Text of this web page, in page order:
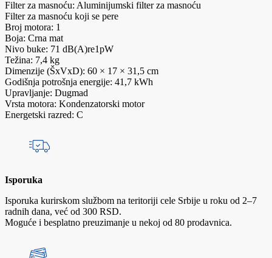
Filter za masnoću: Aluminijumski filter za masnoću
Filter za masnoću koji se pere
Broj motora: 1
Boja: Crna mat
Nivo buke: 71 dB(A)re1pW
Težina: 7,4 kg
Dimenzije (ŠxVxD): 60 × 17 × 31,5 cm
Godišnja potrošnja energije: 41,7 kWh
Upravljanje: Dugmad
Vrsta motora: Kondenzatorski motor
Energetski razred: C
Isporuka
Isporuka kurirskom službom na teritoriji cele Srbije u roku od 2–7
radnih dana, već od 300 RSD.
Moguće i besplatno preuzimanje u nekoj od 80 prodavnica.